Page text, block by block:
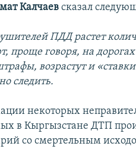
Калчаев сказал
ПДД растет
проще говоря, на дорогах
возрастут и
следить.
некоторых
в Кыргызстане ДТП
со смертельным